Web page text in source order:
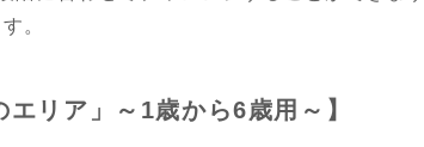
。
エリア」～1歳から6歳用～】